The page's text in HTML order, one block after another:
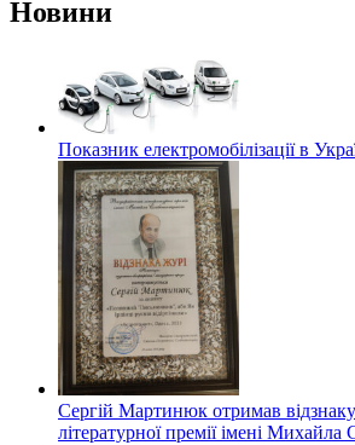
Новини
Показник електромобілізації в
Сергій Мартинюк отримав
літературної премії імені